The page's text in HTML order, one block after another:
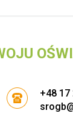
+48 17